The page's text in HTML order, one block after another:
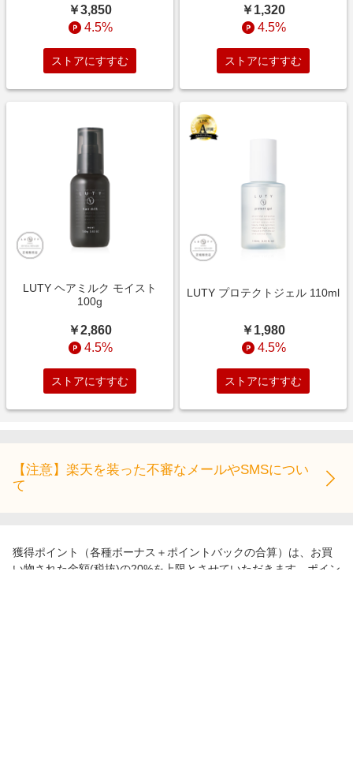
￥3,850
4.5%
ストアにすすむ
￥1,320
4.5%
ストアにすすむ
LUTY ヘアミルク モイスト
100g
￥2,860
4.5%
ストアにすすむ
LUTY プロテクトジェル 110ml
￥1,980
4.5%
ストアにすすむ
【注意】楽天を装った不審なメールやSMSについ
て
獲得ポイント（各種ボーナス＋ポイントバックの合算）は、お買
い物された金額(税抜)の20%を上限とさせていただきます。ポイン